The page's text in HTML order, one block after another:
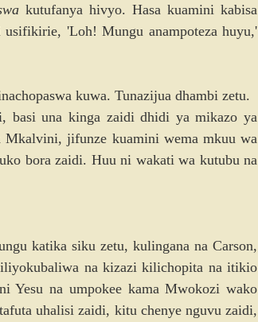
kutufanya hivyo. Hasa kuamini kabisa
'Loh! Mungu anampoteza huyu,'
kuwa. Tunazijua dhambi zetu.
basi una kinga zaidi dhidi ya mikazo ya
Mkalvini, jifunze kuamini wema mkuu wa
bora zaidi. Huu ni wakati wa kutubu na
katika siku zetu, kulingana na Carson,
na kizazi kilichopita na itikio
na umpokee kama Mwokozi wako
uhalisi zaidi, kitu chenye nguvu zaidi,